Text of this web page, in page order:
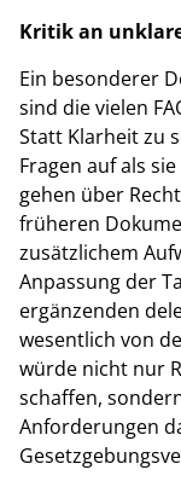
Kritik an
Ein besonderer
sind die vielen
Statt Klarheit zu
Fragen auf als
gehen über
früheren
zusätzlichem
Anpassung der
ergänzenden
wesentlich von
würde nicht nur
schaffen,
Anforderungen